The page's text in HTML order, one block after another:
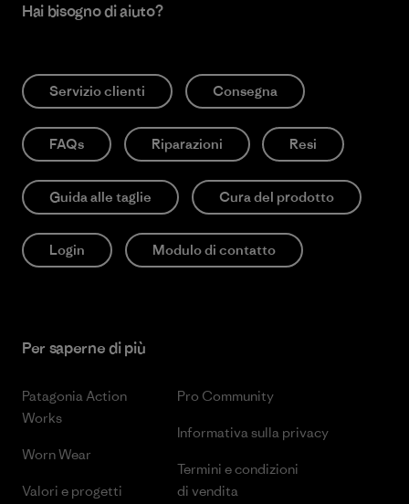
Hai bisogno di aiuto?
Servizio clienti Consegna
FAQs Riparazioni Resi
Guida alle taglie Cura del prodotto
Login Modulo di contatto
Per saperne di più
Patagonia Action
Works
Worn Wear
Valori e progetti
Pro Community
Informativa sulla privacy
Termini e condizioni
di vendita